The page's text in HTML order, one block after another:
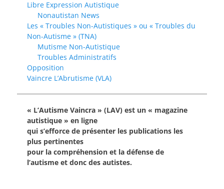
Libre Expression Autistique
Nonautistan News
Les « Troubles Non-Autistiques » ou « Troubles du
Non-Autisme » (TNA)
Mutisme Non-Autistique
Troubles Administratifs
Opposition
Vaincre L’Abrutisme (VLA)
« L’Autisme Vaincra » (LAV) est un « magazine
autistique » en ligne
qui s’efforce de présenter les publications les
plus pertinentes
pour la compréhension et la défense de
l’autisme et donc des autistes.